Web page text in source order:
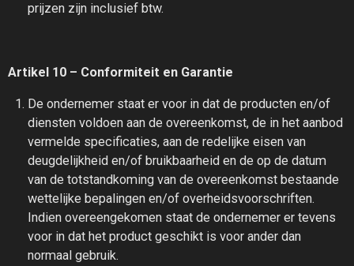
prijzen zijn inclusief btw.
Artikel 10 – Conformiteit en Garantie
De ondernemer staat er voor in dat de producten en/of
diensten voldoen aan de overeenkomst, de in het aanbod
vermelde specificaties, aan de redelijke eisen van
deugdelijkheid en/of bruikbaarheid en de op de datum
van de totstandkoming van de overeenkomst bestaande
wettelijke bepalingen en/of overheidsvoorschriften.
Indien overeengekomen staat de ondernemer er tevens
voor in dat het product geschikt is voor ander dan
normaal gebruik.